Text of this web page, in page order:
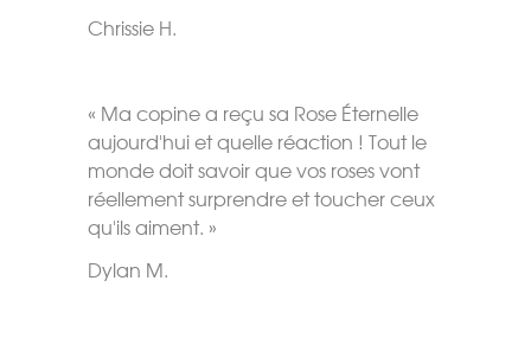
Chrissie H.
« Ma copine a reçu sa Rose Éternelle
aujourd'hui et quelle réaction ! Tout le
monde doit savoir que vos roses vont
réellement surprendre et toucher ceux
qu'ils aiment. »
Dylan M.